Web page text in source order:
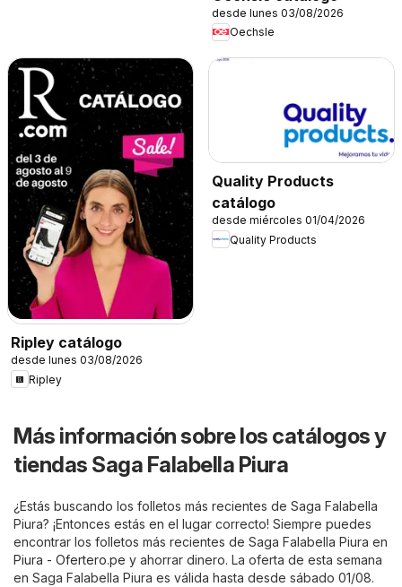
desde lunes 03/08/2026
Oechsle
Ripley catálogo
desde lunes 03/08/2026
Ripley
Quality Products
catálogo
desde miércoles 01/04/2026
Quality Products
Más información sobre los catálogos y
tiendas Saga Falabella Piura
¿Estás buscando los folletos más recientes de Saga Falabella
Piura? ¡Entonces estás en el lugar correcto! Siempre puedes
encontrar los folletos más recientes de Saga Falabella Piura en
Piura - Ofertero.pe y ahorrar dinero. La oferta de esta semana
en Saga Falabella Piura es válida hasta desde sábado 01/08.